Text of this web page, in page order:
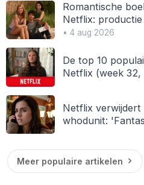
Romantische
Netflix:
• 4 aug 2026
De top 10
Netflix (week 32,
Netflix
whodunit:
Meer populaire artikelen